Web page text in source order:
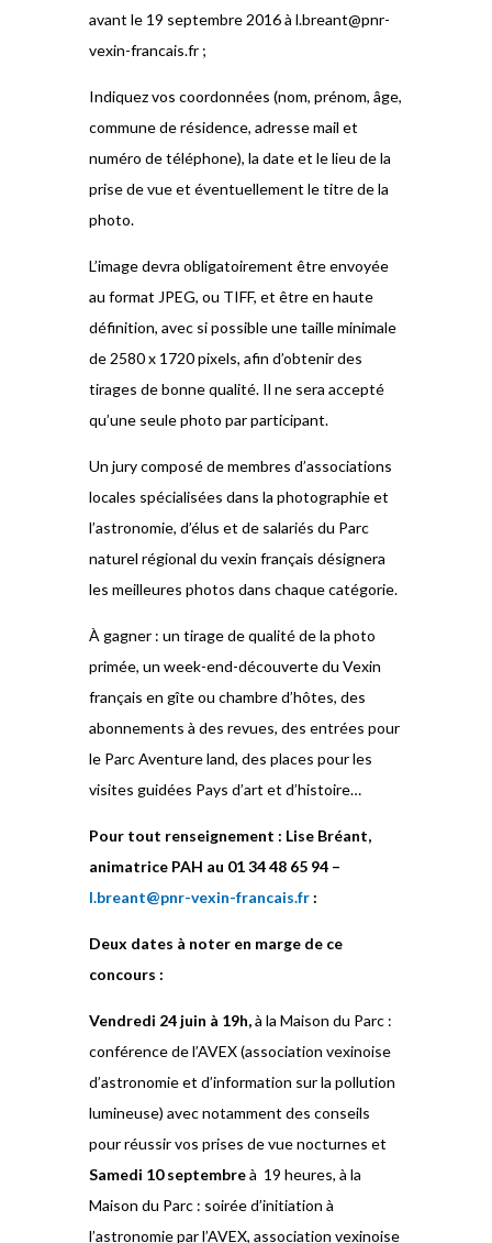
avant le 19 septembre 2016 à l.breant@pnr-
vexin-francais.fr ;
Indiquez vos coordonnées (nom, prénom, âge,
commune de résidence, adresse mail et
numéro de téléphone), la date et le lieu de la
prise de vue et éventuellement le titre de la
photo.
L’image devra obligatoirement être envoyée
au format JPEG, ou TIFF, et être en haute
définition, avec si possible une taille minimale
de 2580 x 1720 pixels, afin d’obtenir des
tirages de bonne qualité. Il ne sera accepté
qu’une seule photo par participant.
Un jury composé de membres d’associations
locales spécialisées dans la photographie et
l’astronomie, d’élus et de salariés du Parc
naturel régional du vexin français désignera
les meilleures photos dans chaque catégorie.
À gagner : un tirage de qualité de la photo
primée, un week-end-découverte du Vexin
français en gîte ou chambre d’hôtes, des
abonnements à des revues, des entrées pour
le Parc Aventure land, des places pour les
visites guidées Pays d’art et d’histoire…
Pour tout renseignement : Lise Bréant,
animatrice PAH au 01 34 48 65 94 –
l.breant@pnr-vexin-francais.fr:
Deux dates à noter en marge de ce
concours :
Vendredi 24 juin à 19h,à la Maison du Parc :
conférence de l’AVEX (association vexinoise
d’astronomie et d’information sur la pollution
lumineuse) avec notamment des conseils
pour réussir vos prises de vue nocturnes et
Samedi 10 septembreà 19 heures, à la
Maison du Parc : soirée d’initiation à
l’astronomie par l’AVEX, association vexinoise